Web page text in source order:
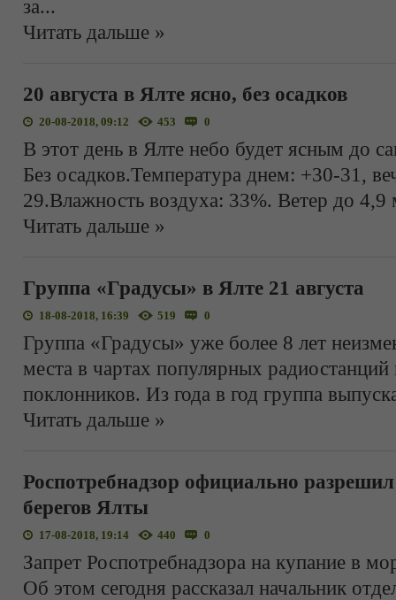
за...
Читать дальше »
20 августа в Ялте ясно, без осадков
20-08-2018, 09:12 453 0
В этот день в Ялте небо будет ясным до
Без осадков.Температура днем: +30-31,
29.Влажность воздуха: 33%. Ветер до
Читать дальше »
Группа «Градусы» в Ялте 21 августа
18-08-2018, 16:39 519 0
Группа «Градусы» уже более 8 лет
места в чартах популярных
поклонников. Из года в год группа
Читать дальше »
Роспотребнадзор официально
берегов Ялты
17-08-2018, 19:14 440 0
Запрет Роспотребнадзора на купание в
Об этом сегодня рассказал начальник